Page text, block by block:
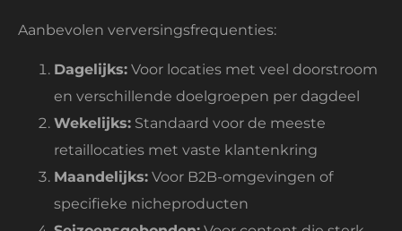
Aanbevolen verversingsfrequenties:
Dagelijks: Voor locaties met veel doorstroom
en verschillende doelgroepen per dagdeel
Wekelijks: Standaard voor de meeste
retaillocaties met vaste klantenkring
Maandelijks: Voor B2B-omgevingen of
specifieke nicheproducten